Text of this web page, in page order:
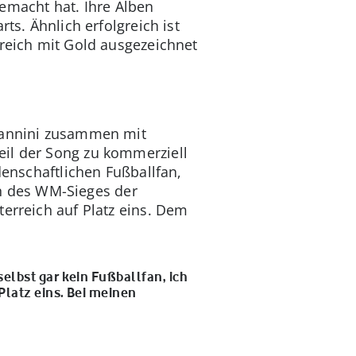
hat. Ihre Alben
Ähnlich erfolgreich ist
mit Gold ausgezeichnet
zusammen mit
der Song zu kommerziell
Fußballfan,
WM-Sieges der
auf Platz eins. Dem
gar kein Fußballfan, ich
eins. Bei meinen